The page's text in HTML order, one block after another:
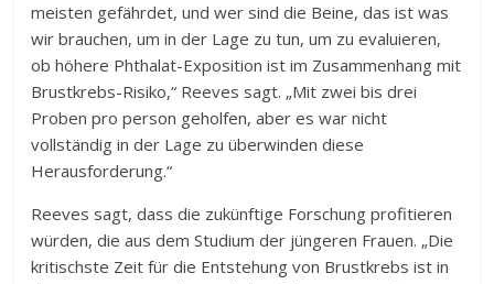
meisten gefährdet, und wer sind die Beine, das ist was
wir brauchen, um in der Lage zu tun, um zu evaluieren,
ob höhere Phthalat-Exposition ist im Zusammenhang mit
Brustkrebs-Risiko,“ Reeves sagt. „Mit zwei bis drei
Proben pro person geholfen, aber es war nicht
vollständig in der Lage zu überwinden diese
Herausforderung.“
Reeves sagt, dass die zukünftige Forschung profitieren
würden, die aus dem Studium der jüngeren Frauen. „Die
kritischste Zeit für die Entstehung von Brustkrebs ist in